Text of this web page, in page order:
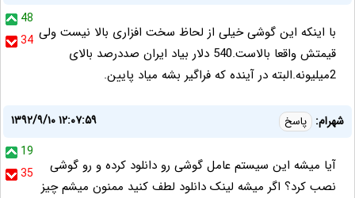
48
34 با اینکه این گوشی خیلی از لحاظ سخت افزاری بالا نیست ولی
قیمتش واقعا بالاست.540 دلار بیاد ایران صددرصد بالای
2میلیونه.البته در آینده که فراگیر بشه میاد پایین.
شهرام: پاسخ
۱۳۹۲/۹/۱۰ ۱۲:۰۷:۵۹
19
35
آیا میشه این سیستم عامل گوشی رو دانلود کرده و رو گوشی
نصب کرد؟ اگر میشه لینک دانلود لطف کنید ممنون میشم چیز